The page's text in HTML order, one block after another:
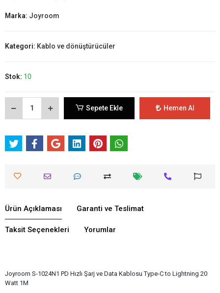
Marka: Joyroom
Kategori: Kablo ve dönüştürücüler
Stok: 10
Sepete Ekle Hemen Al
Ürün Açıklaması Garanti ve Teslimat
Taksit Seçenekleri Yorumlar
Joyroom S-1024N1 PD Hızlı Şarj ve Data Kablosu Type-C to Lightning 20
Watt 1M